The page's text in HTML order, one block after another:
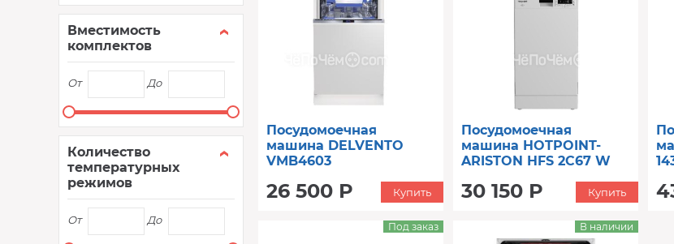
Вместимость
комплектов
От До
Количество
температурных
режимов
От До
Посудомоечная
машина DELVENTO
VMB4603
26 500 Р Купить
Посудомоечная
машина HOTPOINT-
ARISTON HFS 2C67 W
30 150 Р Купить
Под заказ В наличии